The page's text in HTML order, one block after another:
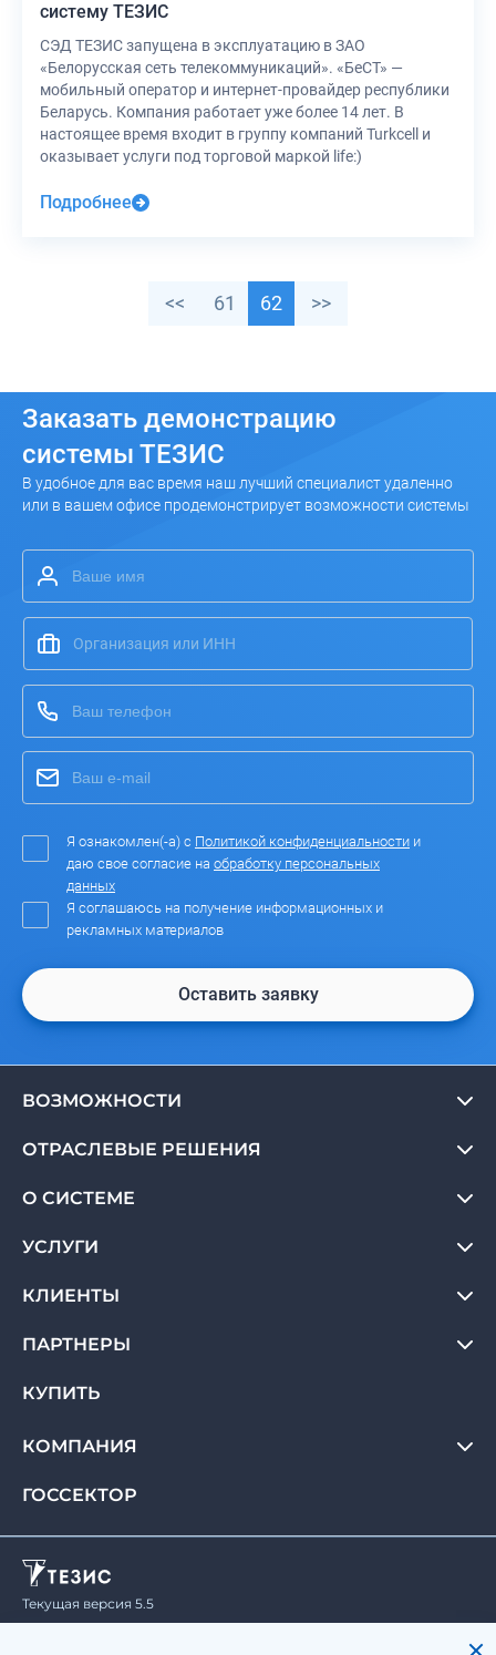
систему ТЕЗИС
СЭД ТЕЗИС запущена в эксплуатацию в ЗАО
«Белорусская сеть телекоммуникаций». «БеСТ» —
мобильный оператор и интернет-провайдер республики
Беларусь. Компания работает уже более 14 лет. В
настоящее время входит в группу компаний Turkcell и
оказывает услуги под торговой маркой life:)
Подробнее
<< 61 62 >>
Заказать демонстрацию
системы ТЕЗИС
В удобное для вас время наш лучший специалист удаленно
или в вашем офисе продемонстрирует возможности системы
Я ознакомлен(-а) с Политикой конфиденциальности и
даю свое согласие на обработку персональных
данных
Я соглашаюсь на получение информационных и
рекламных материалов
Оставить заявку
ВОЗМОЖНОСТИ
ОТРАСЛЕВЫЕ РЕШЕНИЯ
О СИСТЕМЕ
УСЛУГИ
КЛИЕНТЫ
ПАРТНЕРЫ
КУПИТЬ
КОМПАНИЯ
ГОССЕКТОР
Текущая версия 5.5